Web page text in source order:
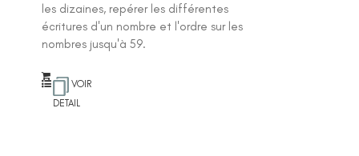
les dizaines, repérer les différentes
écritures d'un nombre et l'ordre sur les
nombres jusqu'à 59.
VOIR
DETAIL